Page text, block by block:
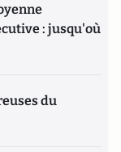
: jusqu'où
du